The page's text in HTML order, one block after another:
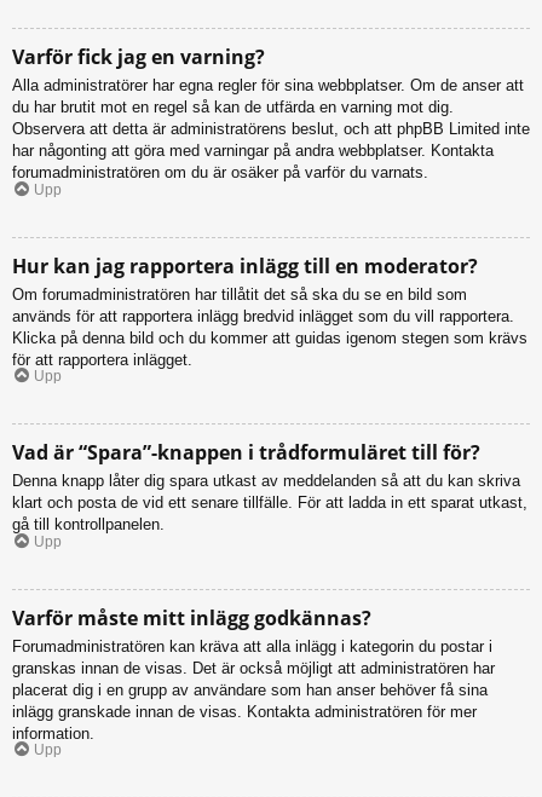
Varför fick jag en varning?
Alla administratörer har egna regler för sina webbplatser. Om de anser att
du har brutit mot en regel så kan de utfärda en varning mot dig.
Observera att detta är administratörens beslut, och att phpBB Limited inte
har någonting att göra med varningar på andra webbplatser. Kontakta
forumadministratören om du är osäker på varför du varnats.
Upp
Hur kan jag rapportera inlägg till en moderator?
Om forumadministratören har tillåtit det så ska du se en bild som
används för att rapportera inlägg bredvid inlägget som du vill rapportera.
Klicka på denna bild och du kommer att guidas igenom stegen som krävs
för att rapportera inlägget.
Upp
Vad är “Spara”-knappen i trådformuläret till för?
Denna knapp låter dig spara utkast av meddelanden så att du kan skriva
klart och posta de vid ett senare tillfälle. För att ladda in ett sparat utkast,
gå till kontrollpanelen.
Upp
Varför måste mitt inlägg godkännas?
Forumadministratören kan kräva att alla inlägg i kategorin du postar i
granskas innan de visas. Det är också möjligt att administratören har
placerat dig i en grupp av användare som han anser behöver få sina
inlägg granskade innan de visas. Kontakta administratören för mer
information.
Upp